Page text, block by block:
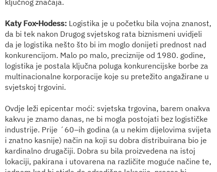
Katy Fox-Hodess: Logistika je u početku bila vojna znanost,
da bi tek nakon Drugog svjetskog rata biznismeni uvidjeli
da je logistika nešto što bi im moglo donijeti prednost nad
konkurencijom. Malo po malo, preciznije od 1980. godine,
logistika je postala ključna poluga konkurencijske borbe za
multinacionalne korporacije koje su pretežito angažirane u
svjetskoj trgovini.
Ovdje leži epicentar moći: svjetska trgovina, barem onakva
kakvu je znamo danas, ne bi mogla postojati bez logističke
industrije. Prije ´60–ih godina (a u nekim dijelovima svijeta
i znatno kasnije) način na koji su dobra distribuirana bio je
kardinalno drugačiji. Dobra su bila proizvedena na istoj
lokaciji, pakirana i utovarena na različite moguće načine te,